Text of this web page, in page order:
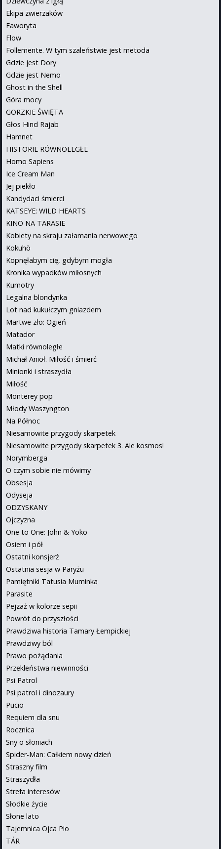
Ekipa zwierzaków
Faworyta
Flow
Follemente. W tym szaleństwie jest metoda
Gdzie jest Dory
Gdzie jest Nemo
Ghost in the Shell
Góra mocy
GORZKIE ŚWIĘTA
Głos Hind Rajab
Hamnet
HISTORIE RÓWNOLEGŁE
Homo Sapiens
Ice Cream Man
Jej piekło
Kandydaci śmierci
KATSEYE: WILD HEARTS
KINO NA TARASIE
Kobiety na skraju załamania nerwowego
Kokuhō
Kopnęłabym cię, gdybym mogła
Kronika wypadków miłosnych
Kumotry
Legalna blondynka
Lot nad kukułczym gniazdem
Martwe zło: Ogień
Matador
Matki równoległe
Michał Anioł. Miłość i śmierć
Minionki i straszydła
Miłość
Monterey pop
Młody Waszyngton
Na Północ
Niesamowite przygody skarpetek
Niesamowite przygody skarpetek 3. Ale kosmos!
Norymberga
O czym sobie nie mówimy
Obsesja
Odyseja
ODZYSKANY
Ojczyzna
One to One: John & Yoko
Osiem i pół
Ostatni konsjerż
Ostatnia sesja w Paryżu
Pamiętniki Tatusia Muminka
Parasite
Pejzaż w kolorze sepii
Powrót do przyszłości
Prawdziwa historia Tamary Łempickiej
Prawdziwy ból
Prawo pożądania
Przekleństwa niewinności
Psi Patrol
Psi patrol i dinozaury
Pucio
Requiem dla snu
Rocznica
Sny o słoniach
Spider-Man: Całkiem nowy dzień
Straszny film
Straszydła
Strefa interesów
Słodkie życie
Słone lato
Tajemnica Ojca Pio
TÁR